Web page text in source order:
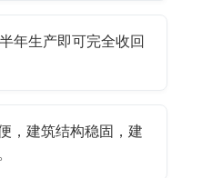
年生产即可完全收回
，建筑结构稳固，建